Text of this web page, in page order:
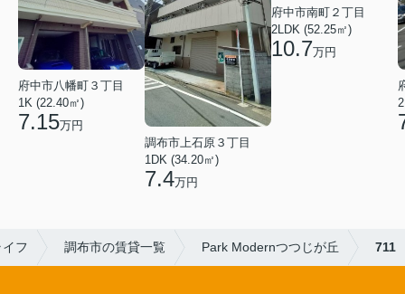
府中市八幡町３丁目
1K (22.40㎡)
7.15万円
調布市上石原３丁目
1DK (34.20㎡)
7.4万円
府中市南町２丁目
2LDK (52.25㎡)
10.7万円
フ 調布市の賃貸一覧 Park Modernつつじが丘 711